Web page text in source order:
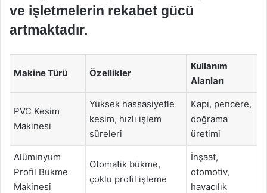
ve işletmelerin rekabet gücü
artmaktadır.
Makine Türü Özellikler
Kullanım
Alanları
PVC Kesim
Makinesi
Yüksek hassasiyetle
kesim, hızlı işlem
süreleri
Kapı, pencere,
doğrama
üretimi
Alüminyum
Profil Bükme
Makinesi
Otomatik bükme,
çoklu profil işleme
İnşaat,
otomotiv,
havacılık